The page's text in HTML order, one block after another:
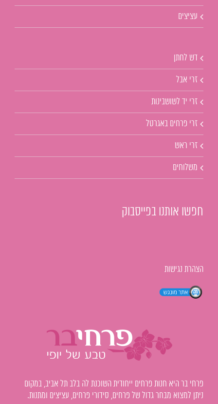
עציצים
דש לחתן
זרי אבל
זרי יד לשושבינות
זרי פרחים באגרטל
זרי ראש
משלוחים
חפשו אותנו בפייסבוק
הצהרת נגישות
פרחי בר היא חנות פרחים ייחודית השוכנת לה בלב תל אביב, במקום
ניתן למצוא מבחר גדול של פרחים, סידורי פרחים, עציצים ומתנות.